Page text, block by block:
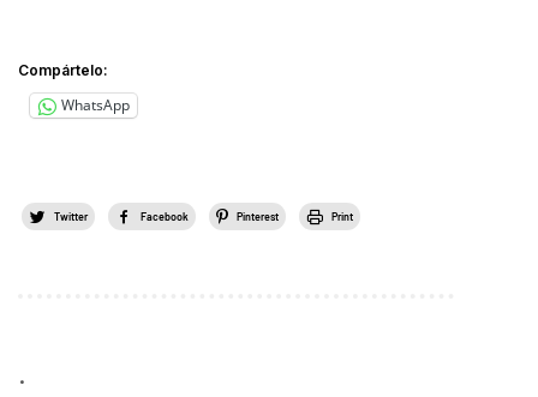
Compártelo:
WhatsApp
Twitter Facebook Pinterest Print
.